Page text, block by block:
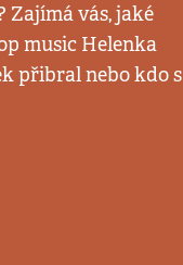
Zajímá vás, jaké
music Helenka
přibral nebo kdo s